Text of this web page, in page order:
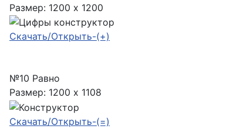
Размер: 1200 x 1200
Скачать/Открыть-(+)
№10 Равно
Размер: 1200 x 1108
Скачать/Открыть-(=)